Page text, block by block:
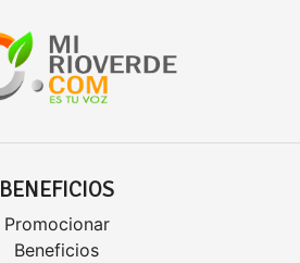
BENEFICIOS
Promocionar
Beneficios